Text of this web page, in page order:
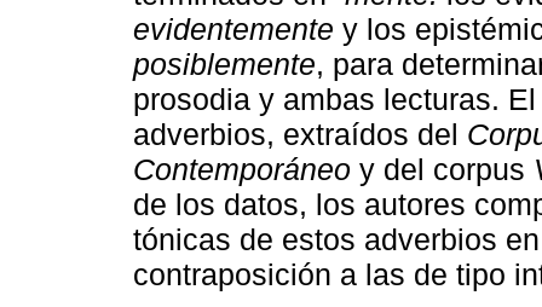
evidentemente y los
posiblemente, para
prosodia y ambas lecturas.
adverbios, extraídos del
Contemporáneo y del corpus
de los datos, los autores
tónicas de estos adverbios
contraposición a las de tipo